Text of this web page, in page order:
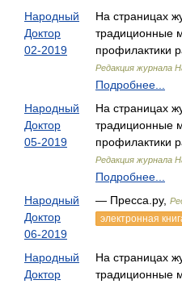
Народный
Доктор
02-2019
На страницах
традиционные
профилактики
Редакция журнала
Подробнее...
Народный
Доктор
05-2019
На страницах
традиционные
профилактики
Редакция журнала
Подробнее...
Народный
Доктор
06-2019
— Пресса.ру,
электронная
Народный
Доктор
На страницах
традиционные